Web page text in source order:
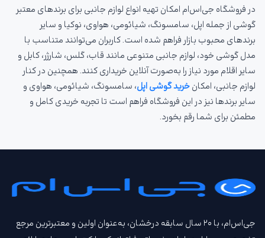
در فروشگاه جی‌اس‌ام امکان تهیه انواع لوازم جانبی برای برندهای معتبر
گوشی از جمله اپل، سامسونگ، شیائومی، هواوی، نوکیا و سایر
برندهای محبوب بازار فراهم شده است. کاربران می‌توانند متناسب با
مدل گوشی خود، لوازم جانبی متنوعی مانند قاب، گلس، شارژر، کابل و
سایر اقلام مورد نیاز را به‌صورت آنلاین خریداری کنند. همچنین در کنار
لوازم جانبی، امکانخرید گوشی اپل، سامسونگ، شیائومی، هواوی و
سایر برندها نیز در این فروشگاه فراهم است تا تجربه خریدی کامل و
مطمئن برای شما رقم بخورد.
جی‌اس‌ام، با ۲۰ سال سابقه درخشان، به‌عنوان اولین و معتبرترین مرجع